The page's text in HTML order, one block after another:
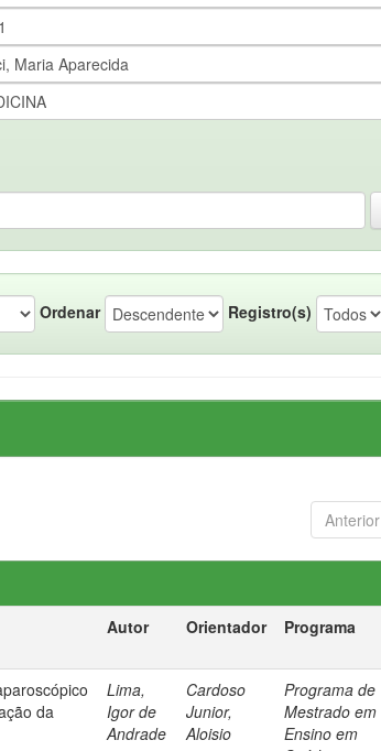
Ordenar Registro(s)
Anterior
Autor Orientador Programa
da
Lima,
Igor de
Andrade
Cardoso
Junior,
Aloisio
Programa de
Mestrado em
Ensino em